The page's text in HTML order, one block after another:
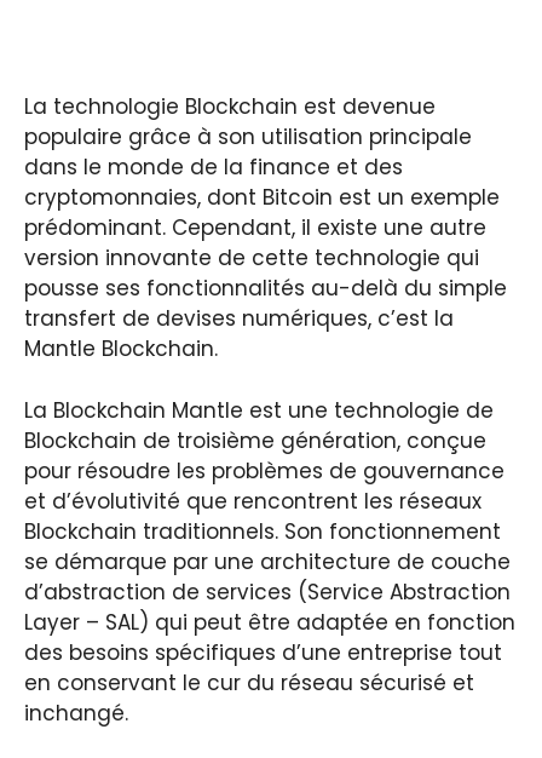
La technologie Blockchain est devenue
populaire grâce à son utilisation principale
dans le monde de la finance et des
cryptomonnaies, dont Bitcoin est un exemple
prédominant. Cependant, il existe une autre
version innovante de cette technologie qui
pousse ses fonctionnalités au-delà du simple
transfert de devises numériques, c’est la
Mantle Blockchain.
La Blockchain Mantle est une technologie de
Blockchain de troisième génération, conçue
pour résoudre les problèmes de gouvernance
et d’évolutivité que rencontrent les réseaux
Blockchain traditionnels. Son fonctionnement
se démarque par une architecture de couche
d’abstraction de services (Service Abstraction
Layer – SAL) qui peut être adaptée en fonction
des besoins spécifiques d’une entreprise tout
en conservant le cur du réseau sécurisé et
inchangé.